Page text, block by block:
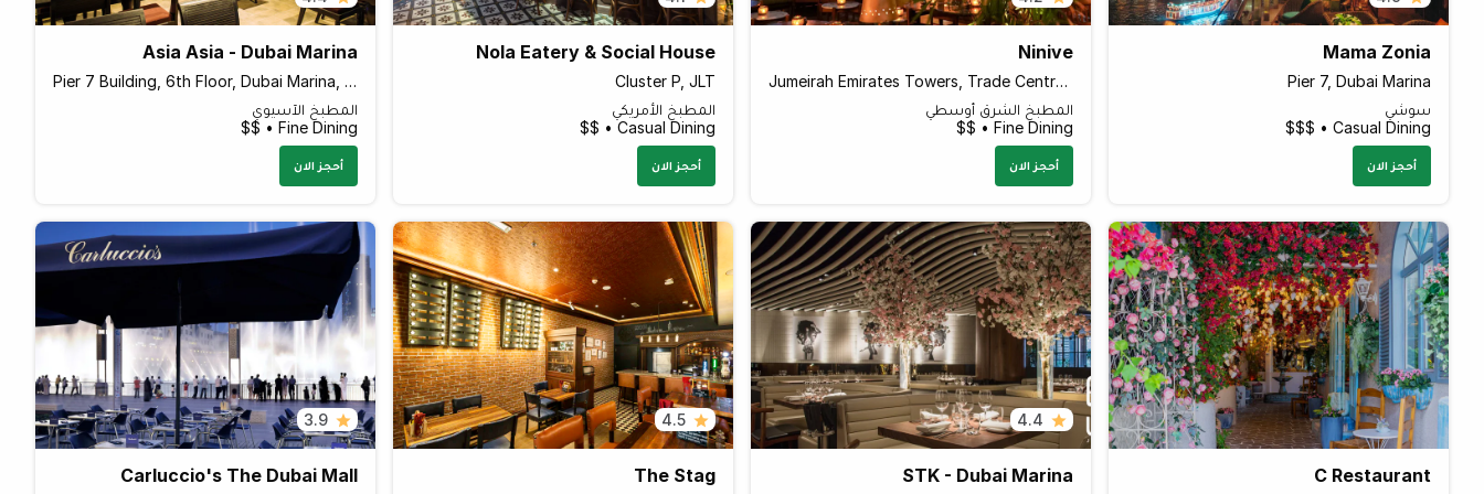
Mama Zonia
Pier 7, Dubai Marina
سوشي
Casual Dining • $$$
أحجز الان
Ninive
Jumeirah Emirates Towers, Trade Centre Area
المطبخ الشرق أوسطي
Fine Dining • $$
أحجز الان
Nola Eatery & Social House
Cluster P, JLT
المطبخ الأمريكي
Casual Dining • $$
أحجز الان
Asia Asia - Dubai Marina
Pier 7 Building, 6th Floor, Dubai Marina, Sheikh Zayed Rd
المطبخ الآسيوي
Fine Dining • $$
أحجز الان
C Restaurant
4.4
STK - Dubai Marina
4.5
The Stag
3.9
Carluccio's The Dubai Mall